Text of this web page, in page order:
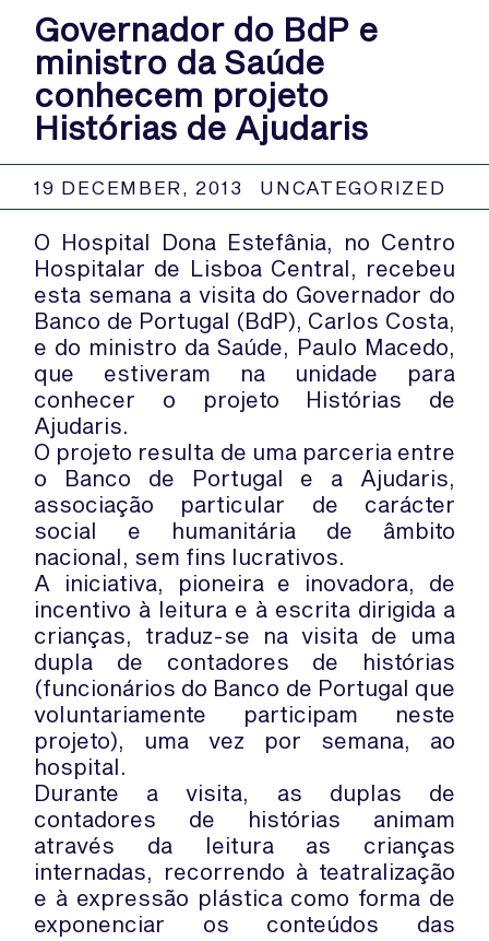
Governador do BdP e
ministro da Saúde
conhecem projeto
Histórias de Ajudaris
19 DECEMBER, 2013 UNCATEGORIZED
O Hospital Dona Estefânia, no Centro
Hospitalar de Lisboa Central, recebeu
esta semana a visita do Governador do
Banco de Portugal (BdP), Carlos Costa,
e do ministro da Saúde, Paulo Macedo,
que estiveram na unidade para
conhecer o projeto Histórias de
Ajudaris.
O projeto resulta de uma parceria entre
o Banco de Portugal e a Ajudaris,
associação particular de carácter
social e humanitária de âmbito
nacional, sem fins lucrativos.
A iniciativa, pioneira e inovadora, de
incentivo à leitura e à escrita dirigida a
crianças, traduz-se na visita de uma
dupla de contadores de histórias
(funcionários do Banco de Portugal que
voluntariamente participam neste
projeto), uma vez por semana, ao
hospital.
Durante a visita, as duplas de
contadores de histórias animam
através da leitura as crianças
internadas, recorrendo à teatralização
e à expressão plástica como forma de
exponenciar os conteúdos das